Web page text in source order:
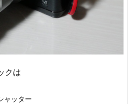
クは
ャッター